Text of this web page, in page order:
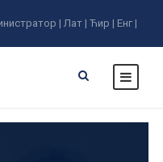
| Лат | Ћир | Енг |